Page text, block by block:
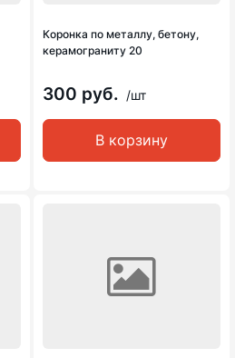
Коронка по металлу, бетону,
керамограниту 20
300 руб. /шт
В корзину